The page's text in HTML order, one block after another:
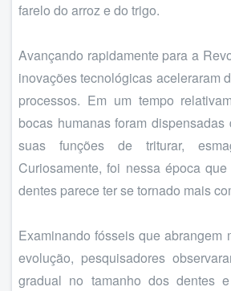
farelo do arroz e do trigo.
Avançando rapidamente para a
inovações tecnológicas aceleraram
processos. Em um tempo
bocas humanas foram
suas funções de triturar,
Curiosamente, foi nessa época
dentes parece ter se tornado mais
Examinando fósseis que abrangem
evolução, pesquisadores
gradual no tamanho dos dentes